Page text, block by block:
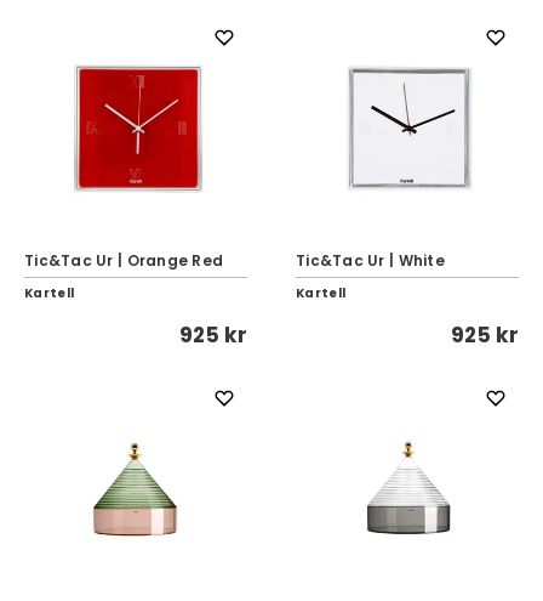
Tic&Tac Ur | Orange Red
Kartell
925 kr
Tic&Tac Ur | White
Kartell
925 kr